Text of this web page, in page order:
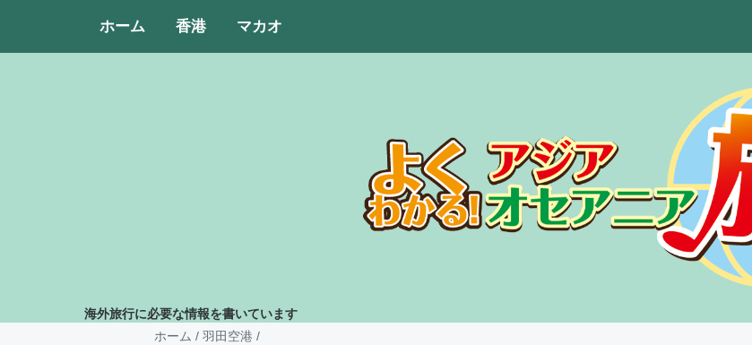
ホーム 香港 マカオ
海外旅行に必要な情報を書いています
ホーム / 羽田空港 /